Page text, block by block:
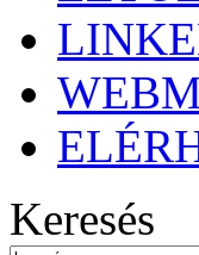
Keresés